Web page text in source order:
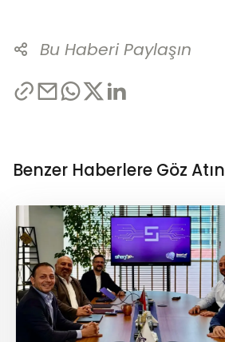
Bu Haberi Paylaşın
Benzer Haberlere Göz Atın